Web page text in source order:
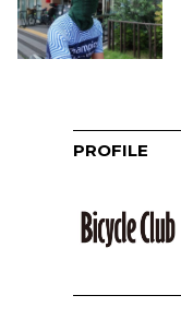
PROFILE